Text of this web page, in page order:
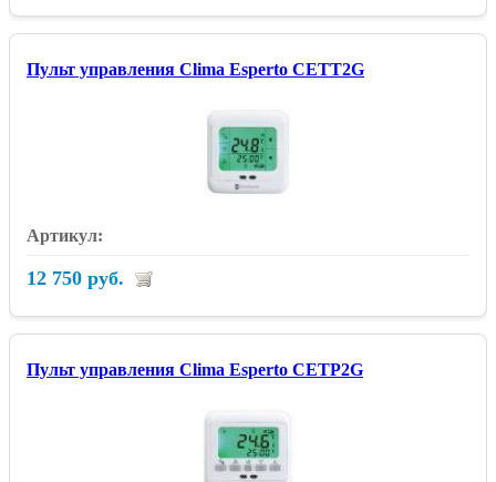
Пульт управления Clima Esperto CETT2G
12 750 руб.
Пульт управления Clima Esperto CETP2G